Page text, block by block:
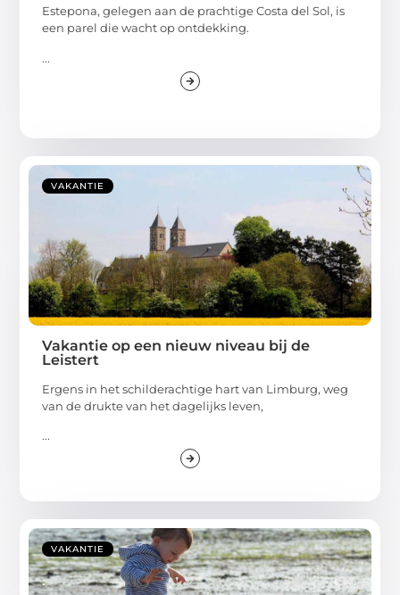
Estepona, gelegen aan de prachtige Costa del Sol, is
een parel die wacht op ontdekking.
...
VAKANTIE
Vakantie op een nieuw niveau bij de
Leistert
Ergens in het schilderachtige hart van Limburg, weg
van de drukte van het dagelijks leven,
...
VAKANTIE